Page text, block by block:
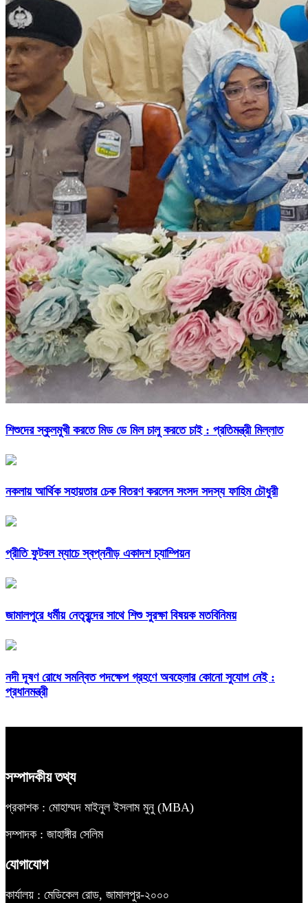
শিশুদের স্কুলমুখী করতে মিড ডে মিল চালু করতে চাই : প্রতিমন্ত্রী মিল্লাত
নকলায় আর্থিক সহায়তার চেক বিতরণ করলেন সংসদ সদস্য ফাহিম চৌধুরী
প্রীতি ফুটবল ম্যাচে স্বপ্ননীড় একাদশ চ্যাম্পিয়ন
জামালপুরে ধর্মীয় নেতৃবৃন্দের সাথে শিশু সুরক্ষা বিষয়ক মতবিনিময়
নদী দূষণ রোধে সমন্বিত পদক্ষেপ গ্রহণে অবহেলার কোনো সুযোগ নেই :
প্রধানমন্ত্রী
সম্পাদকীয় তথ্য
প্রকাশক : মোহাম্মদ মাইনুল ইসলাম মুনু (MBA)
সম্পাদক : জাহাঙ্গীর সেলিম
যোগাযোগ
কার্যালয় : মেডিকেল রোড, জামালপুর-২০০০